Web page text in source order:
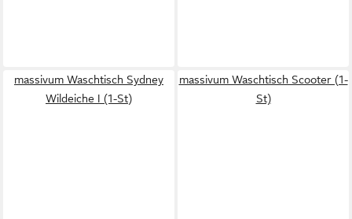
massivum Waschtisch Sydney
Wildeiche I (1-St)
massivum Waschtisch Scooter (1-
St)